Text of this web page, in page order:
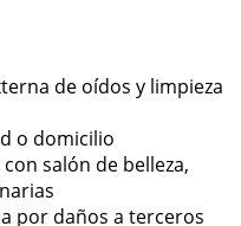
de oídos y limpieza
o domicilio
salón de belleza,
por daños a terceros